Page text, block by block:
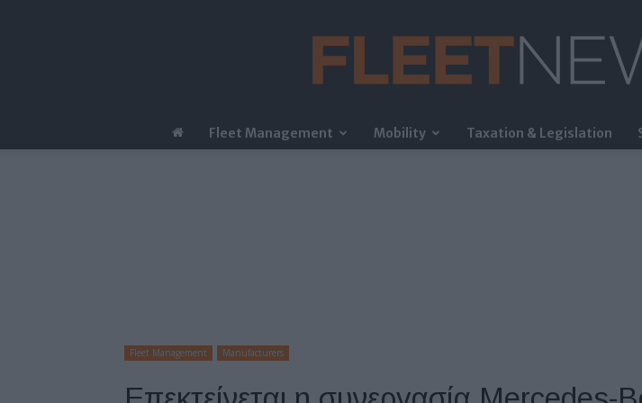
Fleet Management Mobility Taxation & Legislation
Fleet Management Manufacturers